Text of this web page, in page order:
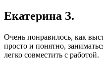
Екатерина З.
Очень понравилось, как
просто и понятно,
легко совместить с работой.